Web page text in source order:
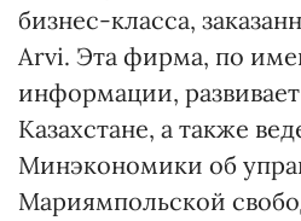
бизнес-класса,
Arvi. Эта фирма, по
информации,
Казахстане, а также
Минэкономики об
Мариямпольской